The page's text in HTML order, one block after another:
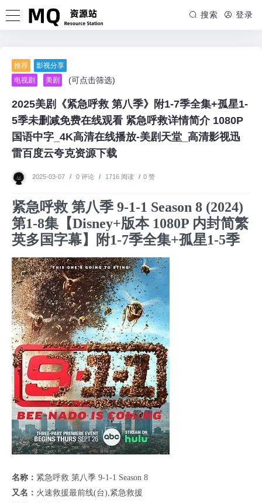
搜索 登录
推荐
影视分享
电视剧
美剧 (可点击筛选)
2025美剧《紧急呼救 第八季》附1-7季全集+孤星1-
5季未删减免费在线观看 紧急呼救详情简介 1080P
国语中字_4K高清在线播放-美剧天堂_高清影视迅
雷百度云夸克资源下载
2025-03-07 / 0 评论 / 1716 阅读 / 0 赞
紧急呼救 第八季 9-1-1 Season 8 (2024)
第1-8集【Disney+版本 1080P 内封简繁
英多国字幕】附1-7季全集+孤星1-5季
名称： 紧急呼救 第八季 9-1-1 Season 8
又名： 火速救援最前线(台),紧急救援